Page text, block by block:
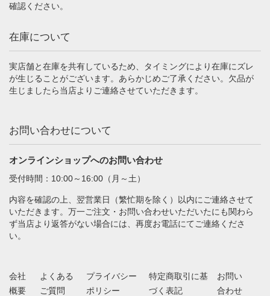
確認ください。
在庫について
実店舗と在庫を共有しているため、タイミングにより在庫にズレ
が生じることがございます。あらかじめご了承ください。欠品が
生じましたら当店よりご連絡させていただきます。
お問い合わせについて
オンラインショップへのお問い合わせ
受付時間：10:00～16:00（月～土）
内容を確認の上、翌営業日（繁忙期を除く）以内にご連絡させて
いただきます。万一ご注文・お問い合わせいただいたにも関わら
ず当店より返答がない場合には、再度お電話にてご連絡くださ
い。
会社
概要
よくある
ご質問
プライバシー
ポリシー
特定商取引に基
づく表記
お問い
合わせ